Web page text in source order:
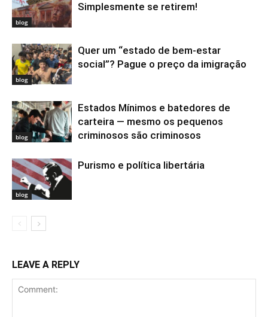
blog
Simplesmente se retirem!
blog
Quer um “estado de bem-estar
social”? Pague o preço da imigração
blog
Estados Mínimos e batedores de
carteira — mesmo os pequenos
criminosos são criminosos
blog
Purismo e política libertária
LEAVE A REPLY